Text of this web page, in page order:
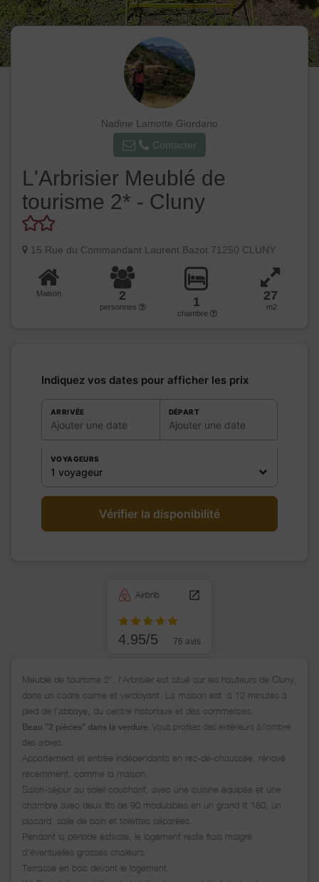
Nadine Lamotte Giordano
Contacter
L'Arbrisier Meublé de
tourisme 2* - Cluny
15 Rue du Commandant Laurent Bazot 71250 CLUNY
Maison 2
personnes 1
chambre
27
m2
Indiquez vos dates pour afficher les prix
ARRIVÉE
Ajouter une date
DÉPART
Ajouter une date
VOYAGEURS
1 voyageur
Vérifier la disponibilité
Airbnb
4.95/5 76 avis
Meublé de tourisme 2*, l'Arbrisier est situé sur les hauteurs de Cluny,
dans un cadre calme et verdoyant. La maison est à 12 minutes à
pied de l’abbaye, du centre historique et des commerces.
Beau "2 pièces" dans la verdure . Vous profitez des extérieurs à l'ombre
des arbres.
Appartement et entrée indépendants en rez-de-chaussée, rénové
récemment, comme la maison.
Salon-séjour au soleil couchant, avec une cuisine équipée et une
chambre avec deux lits de 90 modulables en un grand lit 180, un
placard, salle de bain et toilettes séparées.
Pendant la période estivale, le logement reste frais malgré
d'éventuelles grosses chaleurs.
Terrasse en bois devant le logement.